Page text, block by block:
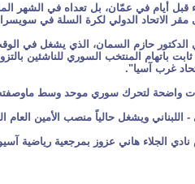
أيام في عمّان، بل تعداه في الشهر
الاتحاد الدولي لكرة السلة في سويسرا
الدكتور حازم السمان، الذي يشغل
باتهام المنتخب السوري للناشئين
غرب آسيا".
لتحرك سوري موحد وسط ماوصفته
ويشغل حالياً منصب الأمين
نادي الجلاء هاني عزوز بمرجعية